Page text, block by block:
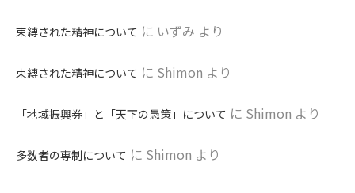
束縛された精神について に いずみ より
束縛された精神について に Shimon より
「地域振興券」と「天下の愚策」について に Shimon より
多数者の専制について に Shimon より